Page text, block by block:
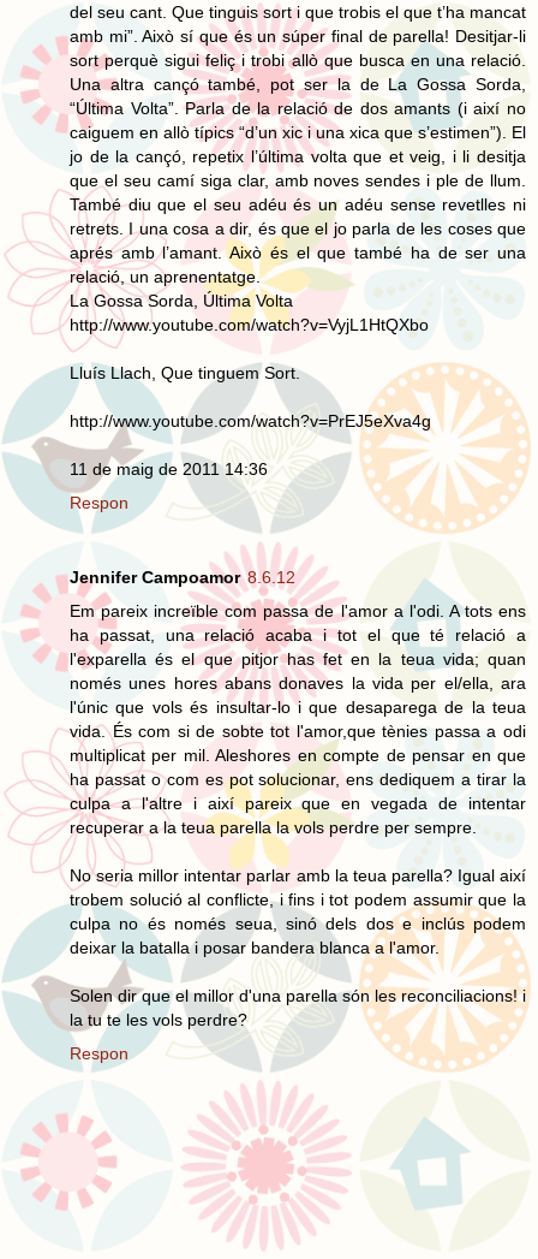
del seu cant. Que tinguis sort i que trobis el que t’ha mancat
amb mi”. Això sí que és un súper final de parella! Desitjar-li
sort perquè sigui feliç i trobi allò que busca en una relació.
Una altra cançó també, pot ser la de La Gossa Sorda,
“Última Volta”. Parla de la relació de dos amants (i així no
caiguem en allò típics “d’un xic i una xica que s’estimen”). El
jo de la cançó, repetix l’última volta que et veig, i li desitja
que el seu camí siga clar, amb noves sendes i ple de llum.
També diu que el seu adéu és un adéu sense revetlles ni
retrets. I una cosa a dir, és que el jo parla de les coses que
aprés amb l’amant. Això és el que també ha de ser una
relació, un aprenentatge.
La Gossa Sorda, Última Volta
http://www.youtube.com/watch?v=VyjL1HtQXbo
Lluís Llach, Que tinguem Sort.
http://www.youtube.com/watch?v=PrEJ5eXva4g
11 de maig de 2011 14:36
Respon
Jennifer Campoamor 8.6.12
Em pareix increïble com passa de l'amor a l'odi. A tots ens
ha passat, una relació acaba i tot el que té relació a
l'exparella és el que pitjor has fet en la teua vida; quan
només unes hores abans donaves la vida per el/ella, ara
l'únic que vols és insultar-lo i que desaparega de la teua
vida. És com si de sobte tot l'amor,que tènies passa a odi
multiplicat per mil. Aleshores en compte de pensar en que
ha passat o com es pot solucionar, ens dediquem a tirar la
culpa a l'altre i així pareix que en vegada de intentar
recuperar a la teua parella la vols perdre per sempre.
No seria millor intentar parlar amb la teua parella? Igual així
trobem solució al conflicte, i fins i tot podem assumir que la
culpa no és només seua, sinó dels dos e inclús podem
deixar la batalla i posar bandera blanca a l'amor.
Solen dir que el millor d'una parella són les reconciliacions! i
la tu te les vols perdre?
Respon